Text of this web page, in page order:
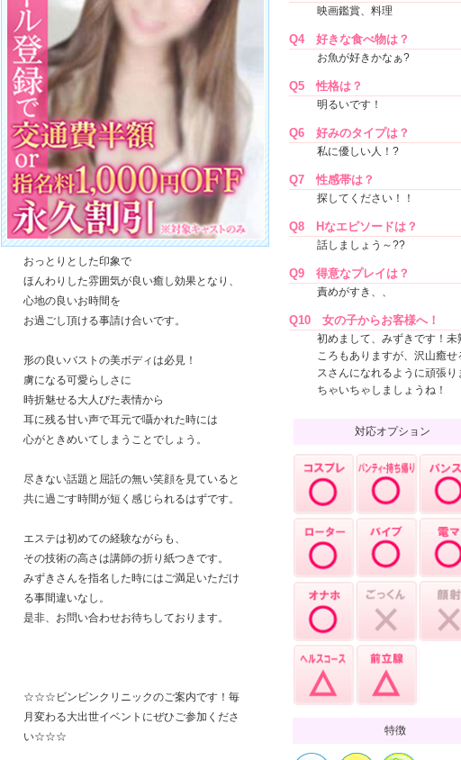
おっとりとした印象で
ほんわりした雰囲気が良い癒し効果となり、
心地の良いお時間を
お過ごし頂ける事請け合いです。
形の良いバストの美ボディは必見！
虜になる可愛らしさに
時折魅せる大人びた表情から
耳に残る甘い声で耳元で囁かれた時には
心がときめいてしまうことでしょう。
尽きない話題と屈託の無い笑顔を見ていると
共に過ごす時間が短く感じられるはずです。
エステは初めての経験ながらも、
その技術の高さは講師の折り紙つきです。
みずきさんを指名した時にはご満足いただけ
る事間違いなし。
是非、お問い合わせお待ちしております。
☆☆☆ビンビンクリニックのご案内です！毎
月変わる大出世イベントにぜひご参加くださ
い☆☆☆
映画鑑賞、料理
Q4 好きな食べ物は？
お魚が好きかなぁ?
Q5 性格は？
明るいです！
Q6 好みのタイプは？
私に優しい人！?
Q7 性感帯は？
探してください！！
Q8 Hなエピソードは？
話しましょう～??
Q9 得意なプレイは？
責めがすき、、
Q10 女の子からお客様へ！
初めまして、みずきです！未
ころもありますが、沢山癒せ
スさんになれるように頑張り
ちゃいちゃしましょうね！
対応オプション
特徴